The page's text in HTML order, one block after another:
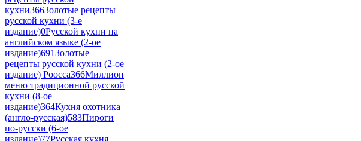
кухни366Золотые рецепты
русской кухни (3-е
издание)0Русской кухни на
английском языке (2-ое
издание)691Золотые
рецепты русской кухни (2-ое
издание) Роосса366Миллион
меню традиционной русской
кухни (8-ое
издание)364Кухня охотника
(англо-русская)583Пироги
по-русски (6-ое